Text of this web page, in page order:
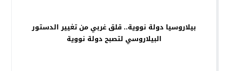
بيلاروسيا دولة نووية.. قلق غربي من تغيير الدستور
البيلاروسي لتصبح دولة نووية